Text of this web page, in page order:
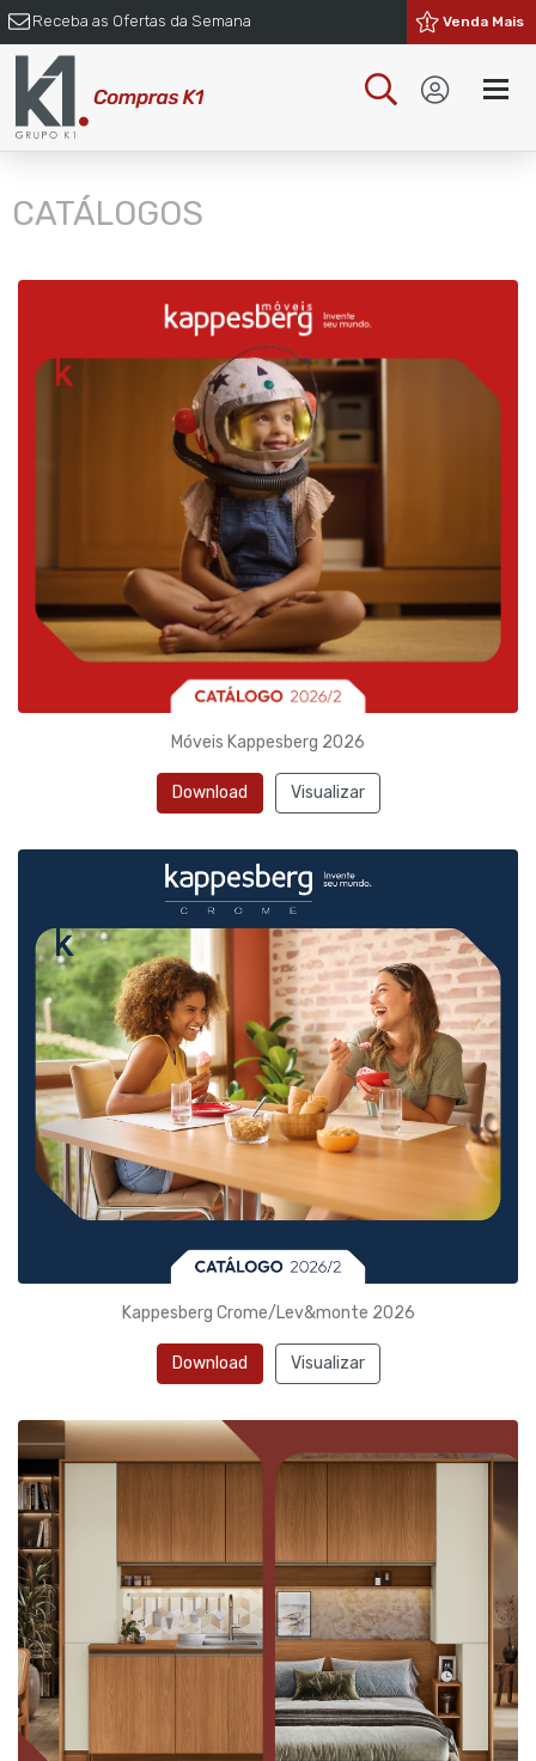
Receba as Ofertas da Semana Venda Mais
CATÁLOGOS
Móveis Kappesberg 2026
Download Visualizar
Kappesberg Crome/Lev&monte 2026
Download Visualizar